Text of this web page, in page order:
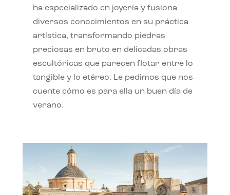
ha especializado en joyería y fusiona
diversos conocimientos en su práctica
artística, transformando piedras
preciosas en bruto en delicadas obras
escultóricas que parecen flotar entre lo
tangible y lo etéreo. Le pedimos que nos
cuente cómo es para ella un buen día de
verano.